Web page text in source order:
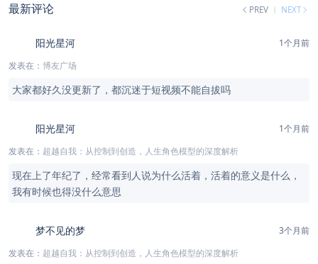
最新评论 PREV NEXT
阳光星河
1个月前
发表在： 博友广场
大家都好久没更新了，都沉迷于短视频不能自拔吗
阳光星河
1个月前
发表在： 超越自我：从控制到创造，人生角色模型的深度解析
现在上了年纪了，经常看到人说为什么活着，活着的意义是什么，
我有时候也得没什么意思
梦不见的梦
3个月前
发表在： 超越自我：从控制到创造，人生角色模型的深度解析